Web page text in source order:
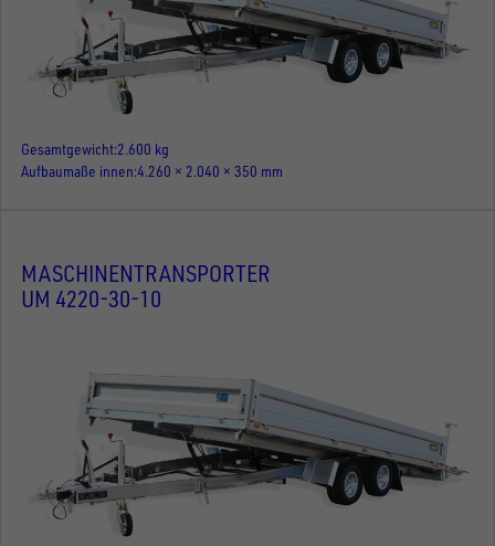
Gesamtgewicht 2.600 kg
Aufbaumaße innen 4.260 × 2.040 × 350 mm
MASCHINENTRANSPORTER
UM 4220-30-10